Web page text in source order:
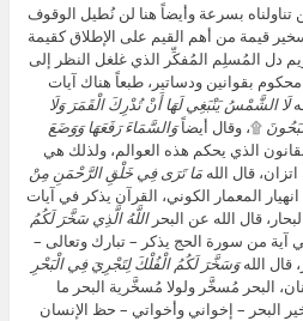
تناولناه بسرعة وأيضاً هنا لن نُطيل الوقوف
قيمة من أهم القيم على الإطلاق كقيمة
دل المُسلِم المُفكِّر الذي غلغل النظر إلى
بقوانين ودساتير، طبعاً هناك آيات
لَا الشَّمْسُ يَنْبَغِي لَهَا أَنْ تُدْرِكَ الْقَمَرَ وَلَا
۩، وقال أيضاًوَالسَّمَاءَ رَفَعَهَا وَوَضَعَ
الذي يحكم هذه العوالم، ولذلك هي
قال اللهمَا تَرَى فِي خَلْقِ الرَّحْمَنِ مِنْ
المعمار الكوني، القرآن يذكر في آيات
قال الله عن البحراللَّهُ الَّذِي سَخَّرَ لَكُمُ
آية من سورة الحج يذكر – تبارك وتعالى –
قال اللهوَسَخَّرَ لَكُمُ الْفُلْكَ لِتَجْرِيَ فِي الْبَحْرِ
البحر مُسخَّر ولولا مُسخَّرية البحر ما
البحر – إخواني وأخواتي – حظ الإنسان